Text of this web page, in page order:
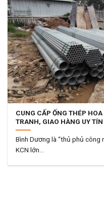
CUNG CẤP ỐNG THÉP
TRANH, GIAO HÀNG UY TÍN
Bình Dương là “thủ phủ công
KCN lớn...